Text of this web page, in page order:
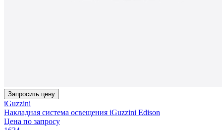
Запросить цену
iGuzzini
Накладная система освещения iGuzzini Edison
Цена по запросу